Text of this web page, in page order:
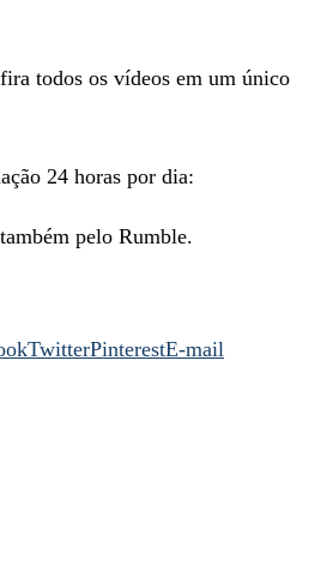
todos os vídeos em um único
24 horas por dia:
pelo Rumble.
TwitterPinterestE-mail